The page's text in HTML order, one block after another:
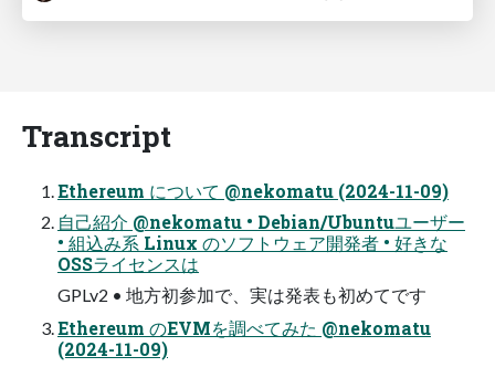
Transcript
Ethereum について @nekomatu (2024-11-09)
自己紹介 @nekomatu • Debian/Ubuntuユーザー
• 組込み系 Linux のソフトウェア開発者 • 好きな
OSSライセンスは
GPLv2 • 地方初参加で、実は発表も初めてです
Ethereum のEVMを調べてみた @nekomatu
(2024-11-09)